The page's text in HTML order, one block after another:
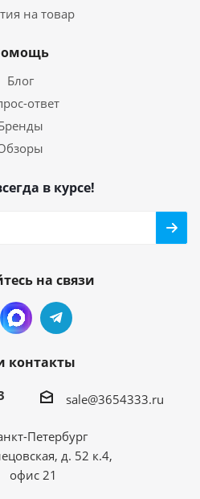
на товар
Блог
ответ
в курсе!
на связи
контакты
sale@3654333.ru
Петербург
д. 52 к.4,
офис 21